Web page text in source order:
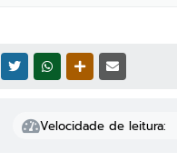
TWITTERWHATSAPPOUTRAS MÍDIAS
Velocidade de leitura: